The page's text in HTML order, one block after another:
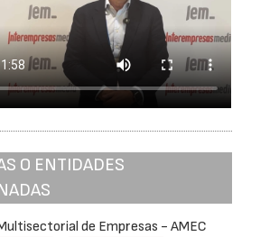
O ENTIDADES
de Empresas - AMEC